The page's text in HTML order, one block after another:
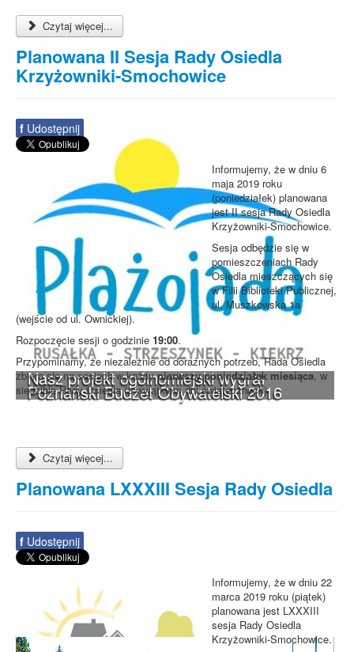
Nasz projekt ogólnomiejski wygrał
Poznański Budżet Obywatelski 2016
Czytaj więcej...
Planowana II Sesja Rady Osiedla
Krzyżowniki-Smochowice
f Udostępnij
Informujemy, że w dniu 6
maja 2019 roku
(poniedziałek) planowana
jest II sesja Rady Osiedla
Krzyżowniki-Smochowice.
Sesja odbędzie się w
pomieszczeniach Rady
Osiedla mieszczących się
w Filii Biblioteki Publicznej,
ul. Muszkowska 1a
(wejście od ul. Ownickiej).
Rozpoczęcie sesji o godzinie 19:00.
Przypominamy, że niezależnie od doraźnych potrzeb, Rada Osiedla
zbiera się na sesjach w każdypierwszy poniedziałek miesiąca, w
siedzibie Rady Osiedla (z wyjątkiem dni świątecznych).
Czytaj więcej...
Planowana LXXXIII Sesja Rady Osiedla
f Udostępnij
Informujemy, że w dniu 22
marca 2019 roku (piątek)
planowana jest LXXXIII
sesja Rady Osiedla
Krzyżowniki-Smochowice.